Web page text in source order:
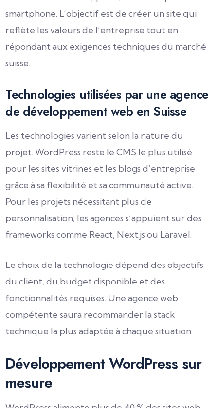
smartphone. L’objectif est de créer un site qui
reflète les valeurs de l’entreprise tout en
répondant aux exigences techniques du marché
suisse.
Technologies utilisées par une agence
de développement web en Suisse
Les technologies varient selon la nature du
projet. WordPress reste le CMS le plus utilisé
pour les sites vitrines et les blogs d’entreprise
grâce à sa flexibilité et sa communauté active.
Pour les projets nécessitant plus de
personnalisation, les agences s’appuient sur des
frameworks comme React, Next.js ou Laravel.
Le choix de la technologie dépend des objectifs
du client, du budget disponible et des
fonctionnalités requises. Une agence web
compétente saura recommander la stack
technique la plus adaptée à chaque situation.
Développement WordPress sur
mesure